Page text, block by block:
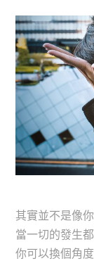
其實並不是像
當一切的發生
你可以換個角